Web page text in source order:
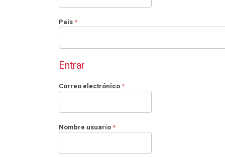
País *Obligatorio
Entrar
Correo electrónico *Obligatorio
Nombre usuario *Obligatorio